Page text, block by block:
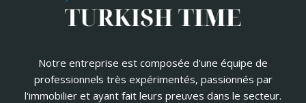
Notre entreprise est composée d'une équipe de
professionnels très expérimentés, passionnés par
l'immobilier et ayant fait leurs preuves dans le secteur.